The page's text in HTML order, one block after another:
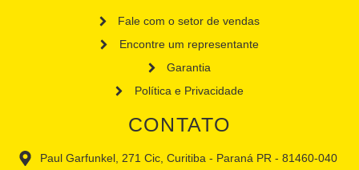
Fale com o setor de vendas
Encontre um representante
Garantia
Política e Privacidade
CONTATO
Paul Garfunkel, 271 Cic, Curitiba - Paraná PR - 81460-040